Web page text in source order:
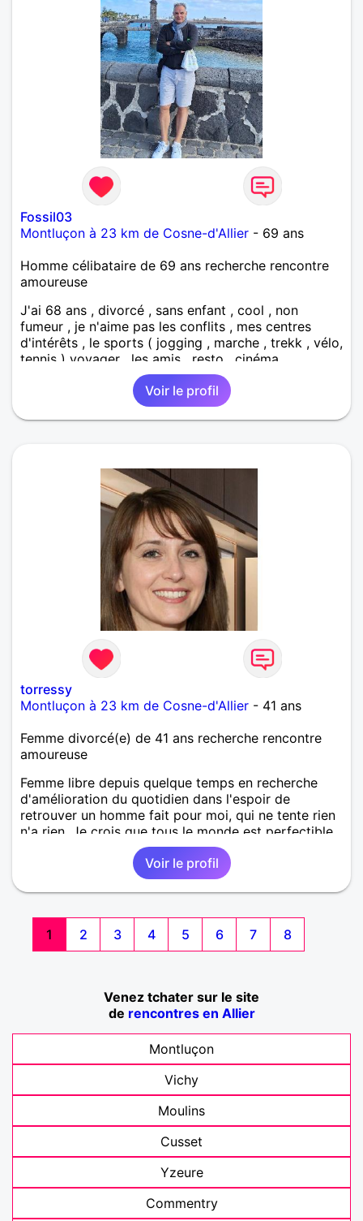
Fossil03
Montluçon à 23 km de Cosne-d'Allier - 69 ans
Homme célibataire de 69 ans recherche rencontre
amoureuse
J'ai 68 ans , divorcé , sans enfant , cool , non
fumeur , je n'aime pas les conflits , mes centres
d'intérêts , le sports ( jogging , marche , trekk , vélo,
tennis ) voyager , les amis , resto , cinéma,
bricolage , une vie simple , saine et équilibré et
enrichissante , je suis à un moment de ma vie où je
choisis le meilleurs pour mon équilibre . Je laisse de
coté les choses qui ne m'apportent rien . Ma
l'humour , sociable et pétillante, aimant l'imprévu .
Dans l'absolu le chacun chez soi me conviendrait
Voir le profil
torressy
Montluçon à 23 km de Cosne-d'Allier - 41 ans
Femme divorcé(e) de 41 ans recherche rencontre
amoureuse
Femme libre depuis quelque temps en recherche
d'amélioration du quotidien dans l'espoir de
retrouver un homme fait pour moi, qui ne tente rien
n'a rien. Je crois que tous le monde est perfectible.
Voir le profil
1 2 3 4 5 6 7 8
Venez tchater sur le site
de rencontres en Allier
Montluçon
Vichy
Moulins
Cusset
Yzeure
Commentry